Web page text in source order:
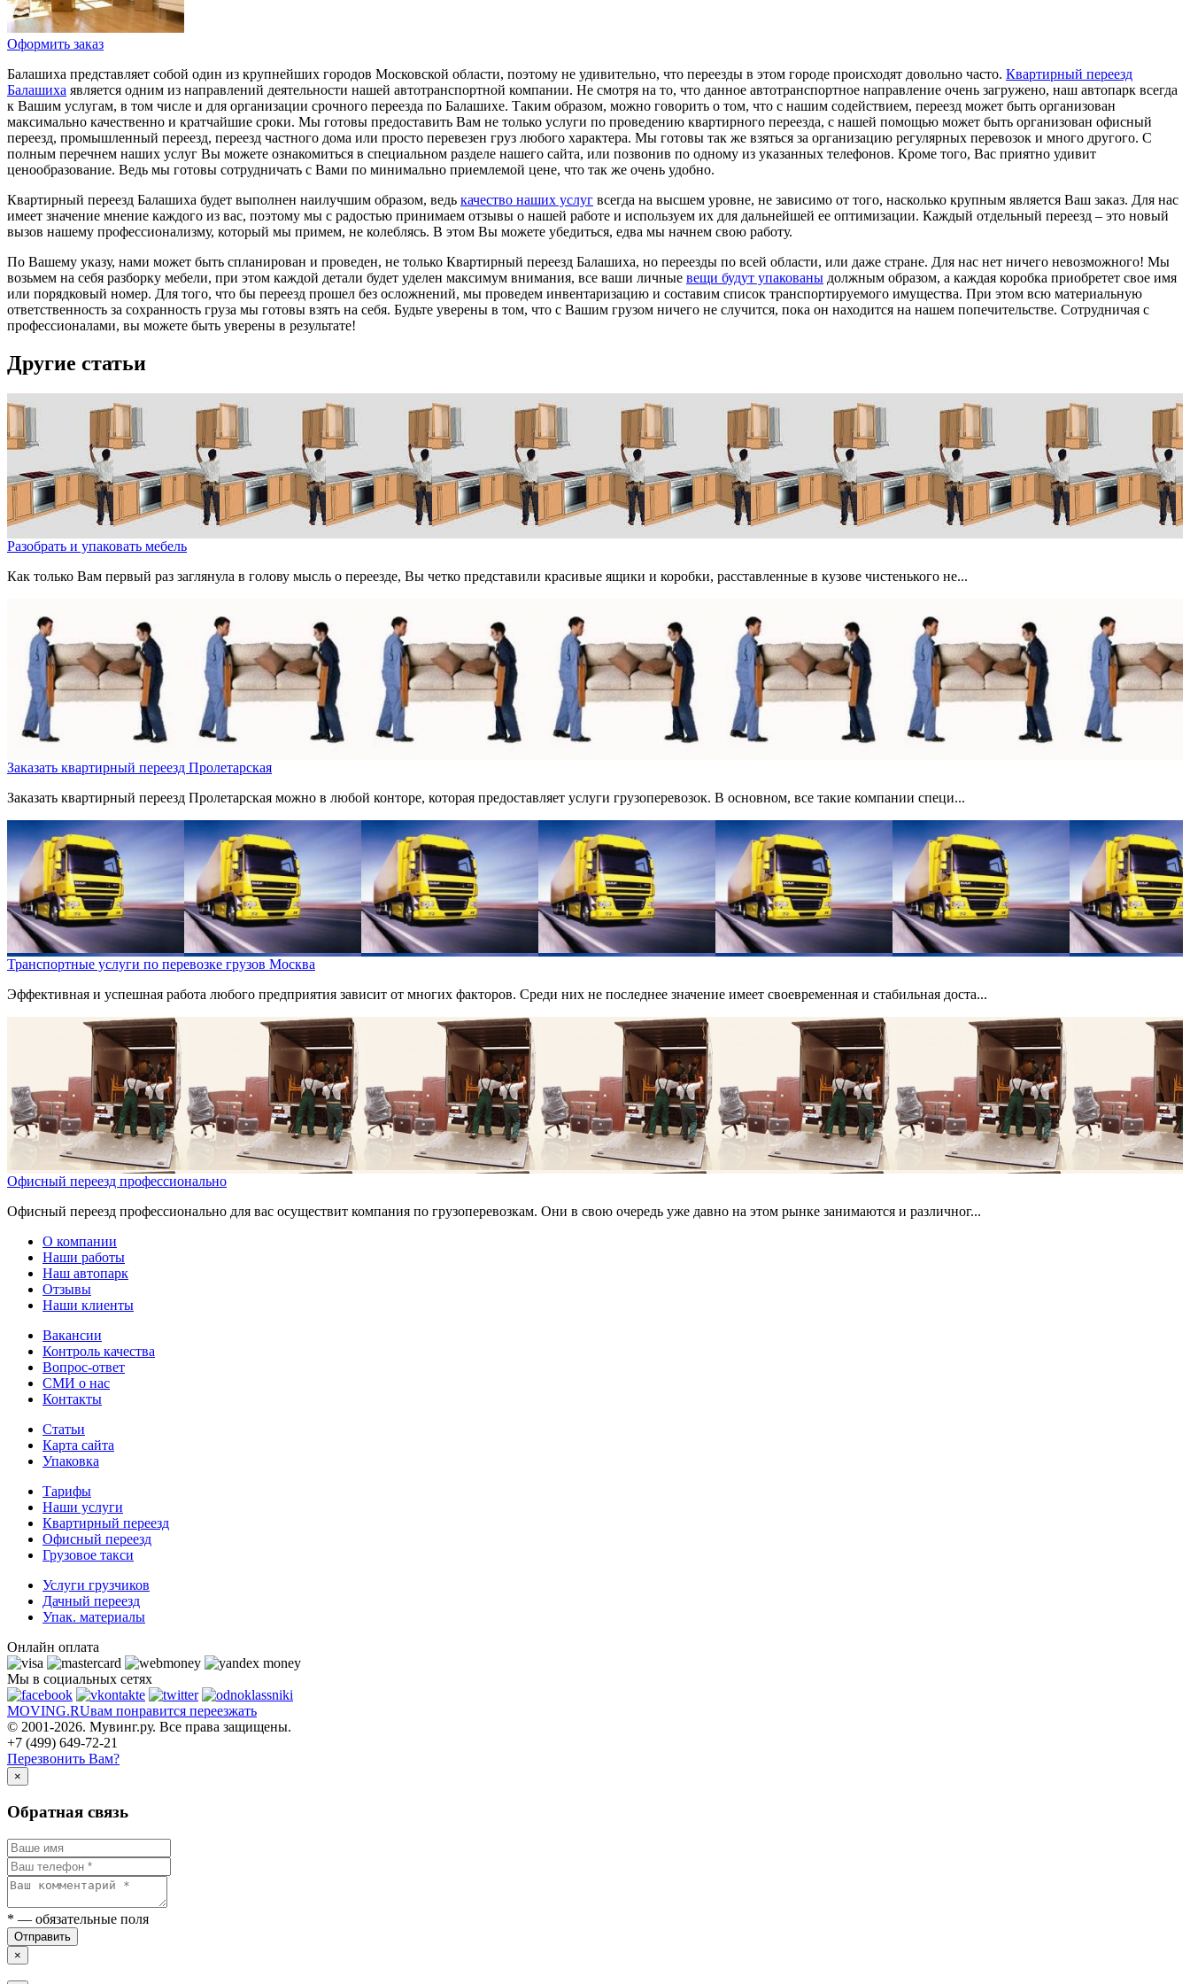
Оформить заказ
Балашиха представляет собой один из крупнейших городов Московской области, поэтому не удивительно, что переезды в этом городе происходят довольно часто. Квартирный переезд
Балашиха является одним из направлений деятельности нашей автотранспортной компании. Не смотря на то, что данное автотранспортное направление очень загружено, наш автопарк всегда
к Вашим услугам, в том числе и для организации срочного переезда по Балашихе. Таким образом, можно говорить о том, что с нашим содействием, переезд может быть организован
максимально качественно и кратчайшие сроки. Мы готовы предоставить Вам не только услуги по проведению квартирного переезда, с нашей помощью может быть организован офисный
переезд, промышленный переезд, переезд частного дома или просто перевезен груз любого характера. Мы готовы так же взяться за организацию регулярных перевозок и много другого. С
полным перечнем наших услуг Вы можете ознакомиться в специальном разделе нашего сайта, или позвонив по одному из указанных телефонов. Кроме того, Вас приятно удивит
ценообразование. Ведь мы готовы сотрудничать с Вами по минимально приемлемой цене, что так же очень удобно.
Квартирный переезд Балашиха будет выполнен наилучшим образом, ведь качество наших услуг всегда на высшем уровне, не зависимо от того, насколько крупным является Ваш заказ. Для нас
имеет значение мнение каждого из вас, поэтому мы с радостью принимаем отзывы о нашей работе и используем их для дальнейшей ее оптимизации. Каждый отдельный переезд – это новый
вызов нашему профессионализму, который мы примем, не колеблясь. В этом Вы можете убедиться, едва мы начнем свою работу.
По Вашему указу, нами может быть спланирован и проведен, не только Квартирный переезд Балашиха, но переезды по всей области, или даже стране. Для нас нет ничего невозможного! Мы
возьмем на себя разборку мебели, при этом каждой детали будет уделен максимум внимания, все ваши личные вещи будут упакованы должным образом, а каждая коробка приобретет свое имя
или порядковый номер. Для того, что бы переезд прошел без осложнений, мы проведем инвентаризацию и составим список транспортируемого имущества. При этом всю материальную
ответственность за сохранность груза мы готовы взять на себя. Будьте уверены в том, что с Вашим грузом ничего не случится, пока он находится на нашем попечительстве. Сотрудничая с
профессионалами, вы можете быть уверены в результате!
Другие статьи
Разобрать и упаковать мебель
Как только Вам первый раз заглянула в голову мысль о переезде, Вы четко представили красивые ящики и коробки, расставленные в кузове чистенького не...
Заказать квартирный переезд Пролетарская
Заказать квартирный переезд Пролетарская можно в любой конторе, которая предоставляет услуги грузоперевозок. В основном, все такие компании специ...
Транспортные услуги по перевозке грузов Москва
Эффективная и успешная работа любого предприятия зависит от многих факторов. Среди них не последнее значение имеет своевременная и стабильная доста...
Офисный переезд профессионально
Офисный переезд профессионально для вас осуществит компания по грузоперевозкам. Они в свою очередь уже давно на этом рынке занимаются и различног...
О компании
Наши работы
Наш автопарк
Отзывы
Наши клиенты
Вакансии
Контроль качества
Вопрос-ответ
СМИ о нас
Контакты
Статьи
Карта сайта
Упаковка
Тарифы
Наши услуги
Квартирный переезд
Офисный переезд
Грузовое такси
Услуги грузчиков
Дачный переезд
Упак. материалы
Онлайн оплата
Мы в социальных сетях
MOVING.RUвам понравится переезжать
© 2001-2026. Мувинг.ру. Все права защищены.
+7 (499) 649-72-21
Перезвонить Вам?
×
Обратная связь
* — обязательные поля
Отправить
×